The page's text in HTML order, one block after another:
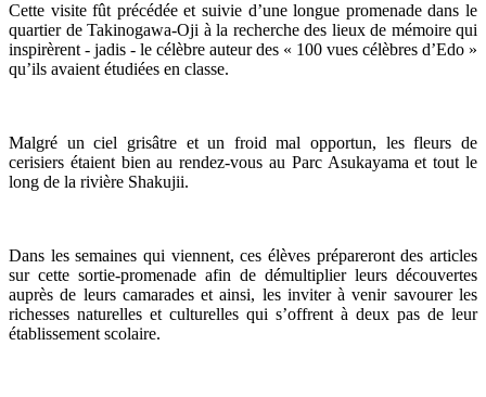
Cette visite fût précédée et suivie d’une longue promenade dans le
quartier de Takinogawa-Oji à la recherche des lieux de mémoire qui
inspirèrent - jadis - le célèbre auteur des « 100 vues célèbres d’Edo »
qu’ils avaient étudiées en classe.
Malgré un ciel grisâtre et un froid mal opportun, les fleurs de
cerisiers étaient bien au rendez-vous au Parc Asukayama et tout le
long de la rivière Shakujii.
Dans les semaines qui viennent, ces élèves prépareront des articles
sur cette sortie-promenade afin de démultiplier leurs découvertes
auprès de leurs camarades et ainsi, les inviter à venir savourer les
richesses naturelles et culturelles qui s’offrent à deux pas de leur
établissement scolaire.